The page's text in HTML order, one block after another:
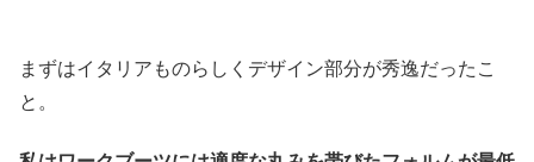
まずはイタリアものらしくデザイン部分が秀逸だったこ
と。